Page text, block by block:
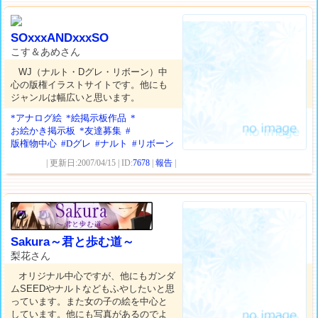
SOxxxANDxxxSO
こす＆あめさん
WJ（ナルト・Dグレ・リボーン）中
心の版権イラストサイトです。他にも
ジャンルは幅広いと思います。
*アナログ絵 *絵掲示板作品 *
お絵かき掲示板 *友達募集 #
版権物中心 #Dグレ #ナルト #リボーン
| 更新日:2007/04/15 | ID:7678 |報告
Sakura～君と歩む道～
梨花さん
オリジナル中心ですが、他にもガンダ
ムSEEDやナルトなどもふやしたいと思
っています。また女の子の絵を中心と
しています。他にも写真があるのでよ